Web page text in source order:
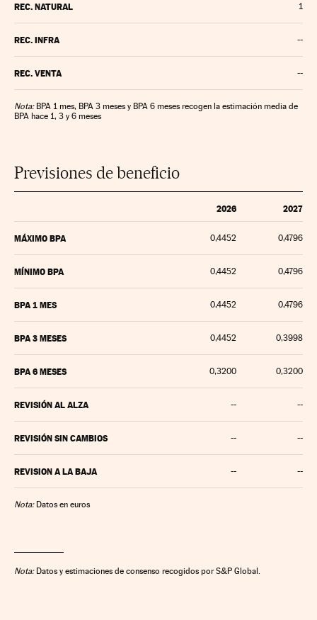
REC. NATURAL 1
REC. INFRA --
REC. VENTA --
Nota:BPA 1 mes, BPA 3 meses y BPA 6 meses recogen la estimación media de
BPA hace 1, 3 y 6 meses
Previsiones de beneficio
2026 2027
MÁXIMO BPA 0,4452 0,4796
MÍNIMO BPA 0,4452 0,4796
BPA 1 MES 0,4452 0,4796
BPA 3 MESES 0,4452 0,3998
BPA 6 MESES 0,3200 0,3200
REVISIÓN AL ALZA -- --
REVISIÓN SIN CAMBIOS -- --
REVISION A LA BAJA -- --
Nota:Datos en euros
Nota:Datos y estimaciones de consenso recogidos por S&P Global.